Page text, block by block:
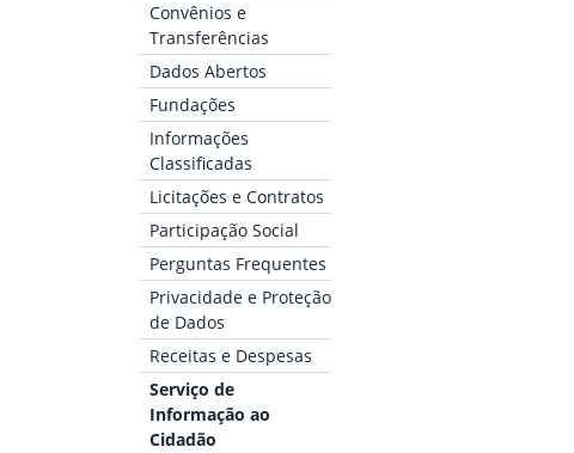
Convênios e
Transferências
Dados Abertos
Fundações
Informações
Classificadas
Licitações e Contratos
Participação Social
Perguntas Frequentes
Privacidade e Proteção
de Dados
Receitas e Despesas
Serviço de
Informação ao
Cidadão